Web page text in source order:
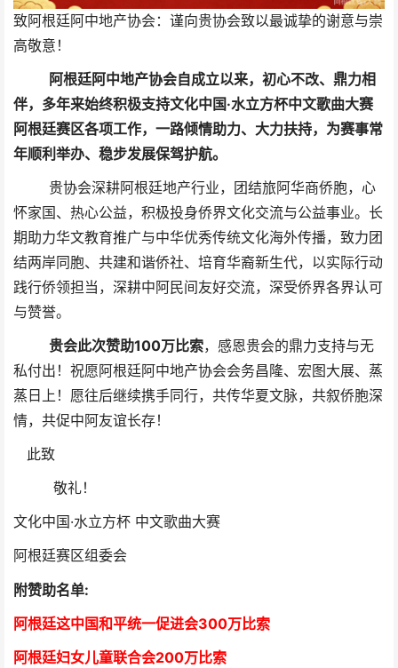
致阿根廷阿中地产协会：谨向贵协会致以最诚挚的谢意与崇
高敬意！
阿根廷阿中地产协会自成立以来，初心不改、鼎力相
伴，多年来始终积极支持文化中国·水立方杯中文歌曲大赛
阿根廷赛区各项工作，一路倾情助力、大力扶持，为赛事常
年顺利举办、稳步发展保驾护航。
贵协会深耕阿根廷地产行业，团结旅阿华商侨胞，心
怀家国、热心公益，积极投身侨界文化交流与公益事业。长
期助力华文教育推广与中华优秀传统文化海外传播，致力团
结两岸同胞、共建和谐侨社、培育华裔新生代，以实际行动
践行侨领担当，深耕中阿民间友好交流，深受侨界各界认可
与赞誉。
贵会此次赞助100万比索， 感恩贵会的鼎力支持与无
私付出！祝愿阿根廷阿中地产协会会务昌隆、宏图大展、蒸
蒸日上！愿往后继续携手同行，共传华夏文脉，共叙侨胞深
情，共促中阿友谊长存！
此致
敬礼！
文化中国·水立方杯 中文歌曲大赛
阿根廷赛区组委会
附赞助名单:
阿根廷这中国和平统一促进会300万比索
阿根廷妇女儿童联合会200万比索